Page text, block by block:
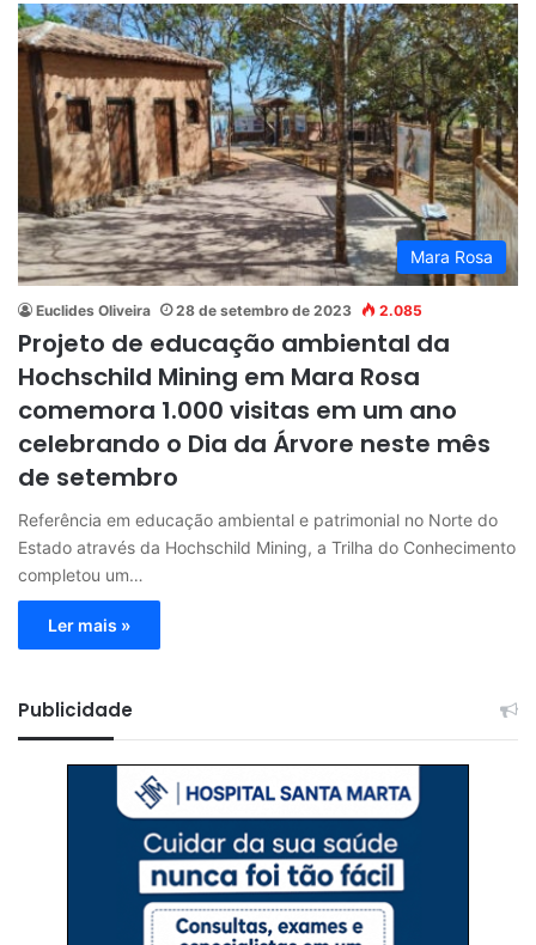
Mara Rosa
Euclides Oliveira 28 de setembro de 2023 2.085
Projeto de educação ambiental da
Hochschild Mining em Mara Rosa
comemora 1.000 visitas em um ano
celebrando o Dia da Árvore neste mês
de setembro
Referência em educação ambiental e patrimonial no Norte do
Estado através da Hochschild Mining, a Trilha do Conhecimento
completou um…
Ler mais »
Publicidade